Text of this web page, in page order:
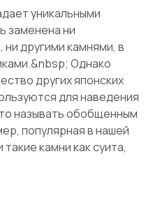
уникальными
заменена ни
другими камнями, в
Однако
других японских
для наведения
называть обобщенным
популярная в нашей
камни как суита,